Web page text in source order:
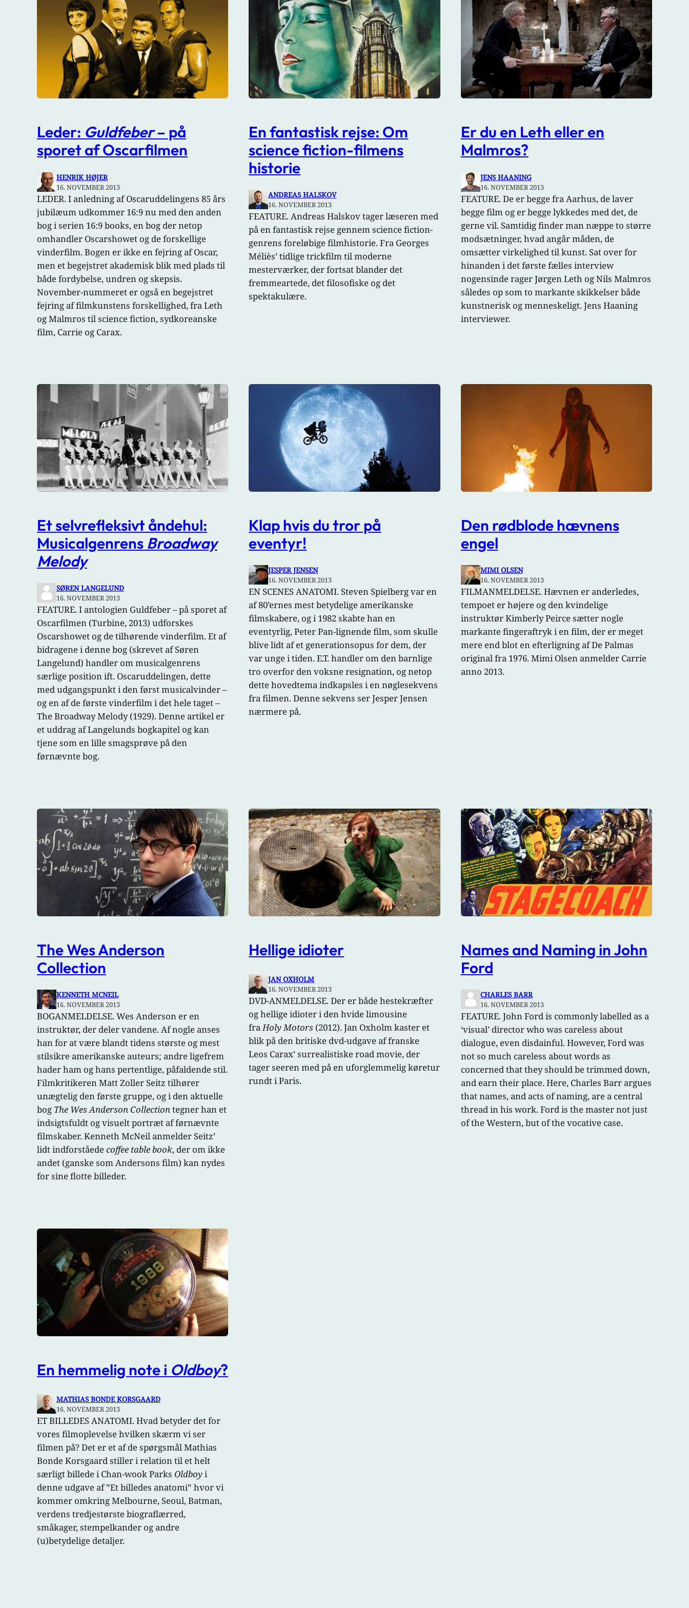
Leder: Guldfeber– på
sporet af Oscarfilmen
HENRIK HØJER
16. NOVEMBER 2013
LEDER. I anledning af Oscaruddelingens 85 års
jubilæum udkommer 16:9 nu med den anden
bog i serien 16:9 books, en bog der netop
omhandler Oscarshowet og de forskellige
vinderfilm. Bogen er ikke en fejring af Oscar,
men et begejstret akademisk blik med plads til
både fordybelse, undren og skepsis.
November-nummeret er også en begejstret
fejring af filmkunstens forskellighed, fra Leth
og Malmros til science fiction, sydkoreanske
film, Carrie og Carax.
En fantastisk rejse: Om
science fiction-filmens
historie
ANDREAS HALSKOV
16. NOVEMBER 2013
FEATURE. Andreas Halskov tager læseren med
på en fantastisk rejse gennem science fiction-
genrens foreløbige filmhistorie. Fra Georges
Méliès’ tidlige trickfilm til moderne
mesterværker, der fortsat blander det
fremmeartede, det filosofiske og det
spektakulære.
Er du en Leth eller en
Malmros?
JENS HAANING
16. NOVEMBER 2013
FEATURE. De er begge fra Aarhus, de laver
begge film og er begge lykkedes med det, de
gerne vil. Samtidig finder man næppe to større
modsætninger, hvad angår måden, de
omsætter virkelighed til kunst. Sat over for
hinanden i det første fælles interview
nogensinde rager Jørgen Leth og Nils Malmros
således op som to markante skikkelser både
kunstnerisk og menneskeligt. Jens Haaning
interviewer.
Et selvrefleksivt åndehul:
Musicalgenrens Broadway
Melody
SØREN LANGELUND
16. NOVEMBER 2013
FEATURE. I antologien Guldfeber – på sporet af
Oscarfilmen (Turbine, 2013) udforskes
Oscarshowet og de tilhørende vinderfilm. Et af
bidragene i denne bog (skrevet af Søren
Langelund) handler om musicalgenrens
særlige position ift. Oscaruddelingen, dette
med udgangspunkt i den først musicalvinder –
og en af de første vinderfilm i det hele taget –
The Broadway Melody (1929). Denne artikel er
et uddrag af Langelunds bogkapitel og kan
tjene som en lille smagsprøve på den
førnævnte bog.
Klap hvis du tror på
eventyr!
JESPER JENSEN
16. NOVEMBER 2013
EN SCENES ANATOMI. Steven Spielberg var en
af 80’ernes mest betydelige amerikanske
filmskabere, og i 1982 skabte han en
eventyrlig, Peter Pan-lignende film, som skulle
blive lidt af et generationsopus for dem, der
var unge i tiden. E.T. handler om den barnlige
tro overfor den voksne resignation, og netop
dette hovedtema indkapsles i en nøglesekvens
fra filmen. Denne sekvens ser Jesper Jensen
nærmere på.
Den rødblode hævnens
engel
MIMI OLSEN
16. NOVEMBER 2013
FILMANMELDELSE. Hævnen er anderledes,
tempoet er højere og den kvindelige
instruktør Kimberly Peirce sætter nogle
markante fingeraftryk i en film, der er meget
mere end blot en efterligning af De Palmas
original fra 1976. Mimi Olsen anmelder Carrie
anno 2013.
The Wes Anderson
Collection
KENNETH MCNEIL
16. NOVEMBER 2013
BOGANMELDELSE. Wes Anderson er en
instruktør, der deler vandene. Af nogle anses
han for at være blandt tidens største og mest
stilsikre amerikanske auteurs; andre ligefrem
hader ham og hans pertentlige, påfaldende stil.
Filmkritikeren Matt Zoller Seitz tilhører
unægtelig den første gruppe, og i den aktuelle
bog The Wes Anderson Collectiontegner han et
indsigtsfuldt og visuelt portræt af førnævnte
filmskaber. Kenneth McNeil anmelder Seitz’
lidt indforståede coffee table book, der om ikke
andet (ganske som Andersons film) kan nydes
for sine flotte billeder.
Hellige idioter
JAN OXHOLM
16. NOVEMBER 2013
DVD-ANMELDELSE. Der er både hestekræfter
og hellige idioter i den hvide limousine
fraHoly Motors (2012). Jan Oxholm kaster et
blik på den britiske dvd-udgave af franske
Leos Carax’ surrealistiske road movie, der
tager seeren med på en uforglemmelig køretur
rundt i Paris.
Names and Naming in John
Ford
CHARLES BARR
16. NOVEMBER 2013
FEATURE. John Ford is commonly labelled as a
‘visual’ director who was careless about
dialogue, even disdainful. However, Ford was
not so much careless about words as
concerned that they should be trimmed down,
and earn their place. Here, Charles Barr argues
that names, and acts of naming, are a central
thread in his work. Ford is the master not just
of the Western, but of the vocative case.
En hemmelig note i Oldboy?
MATHIAS BONDE KORSGAARD
16. NOVEMBER 2013
ET BILLEDES ANATOMI. Hvad betyder det for
vores filmoplevelse hvilken skærm vi ser
filmen på? Det er et af de spørgsmål Mathias
Bonde Korsgaard stiller i relation til et helt
særligt billede i Chan-wook Parks Oldboyi
denne udgave af ”Et billedes anatomi” hvor vi
kommer omkring Melbourne, Seoul, Batman,
verdens tredjestørste biograflærred,
småkager, stempelkander og andre
(u)betydelige detaljer.